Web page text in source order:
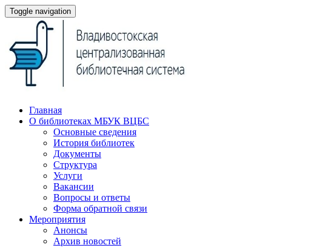
Toggle navigation
Главная
О библиотеках МБУК ВЦБС
Основные сведения
История библиотек
Документы
Структура
Услуги
Вакансии
Вопросы и ответы
Форма обратной связи
Мероприятия
Анонсы
Архив новостей